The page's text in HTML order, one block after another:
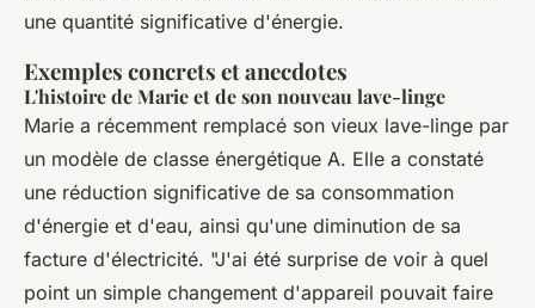
une quantité significative d'énergie.
Exemples concrets et anecdotes
L'histoire de Marie et de son nouveau lave-linge
Marie a récemment remplacé son vieux lave-linge par
un modèle de classe énergétique A. Elle a constaté
une réduction significative de sa consommation
d'énergie et d'eau, ainsi qu'une diminution de sa
facture d'électricité. "J'ai été surprise de voir à quel
point un simple changement d'appareil pouvait faire